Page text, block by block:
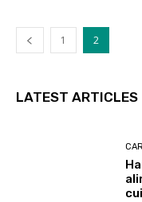
1 2
LATEST ARTICLES